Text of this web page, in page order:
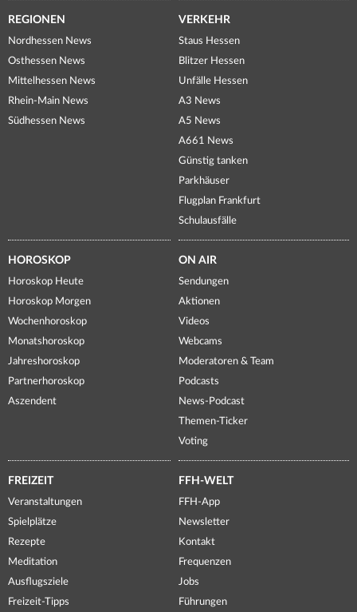
REGIONEN
Nordhessen News
Osthessen News
Mittelhessen News
Rhein-Main News
Südhessen News
VERKEHR
Staus Hessen
Blitzer Hessen
Unfälle Hessen
A3 News
A5 News
A661 News
Günstig tanken
Parkhäuser
Flugplan Frankfurt
Schulausfälle
HOROSKOP
Horoskop Heute
Horoskop Morgen
Wochenhoroskop
Monatshoroskop
Jahreshoroskop
Partnerhoroskop
Aszendent
ON AIR
Sendungen
Aktionen
Videos
Webcams
Moderatoren & Team
Podcasts
News-Podcast
Themen-Ticker
Voting
FREIZEIT
Veranstaltungen
Spielplätze
Rezepte
Meditation
Ausflugsziele
Freizeit-Tipps
FFH-WELT
FFH-App
Newsletter
Kontakt
Frequenzen
Jobs
Führungen